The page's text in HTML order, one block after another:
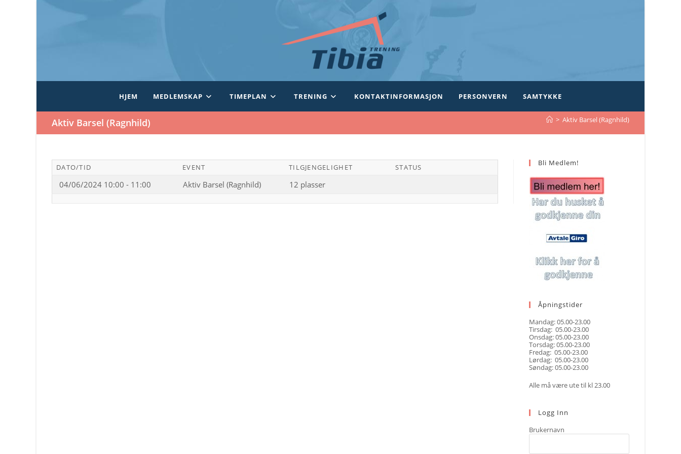
HJEM MEDLEMSKAP TIMEPLAN TRENING KONTAKTINFORMASJON PERSONVERN SAMTYKKE
Aktiv Barsel (Ragnhild) > Aktiv Barsel (Ragnhild)
DATO/TID EVENT TILGJENGELIGHET STATUS
04/06/2024 10:00 - 11:00 Aktiv Barsel (Ragnhild) 12 plasser
Bli Medlem!
Åpningstider
Mandag: 05.00-23.00
Tirsdag: 05.00-23.00
Onsdag: 05.00-23.00
Torsdag: 05.00-23.00
Fredag: 05.00-23.00
Lørdag: 05.00-23.00
Søndag: 05.00-23.00
Alle må være ute til kl 23.00
Logg Inn
Brukernavn